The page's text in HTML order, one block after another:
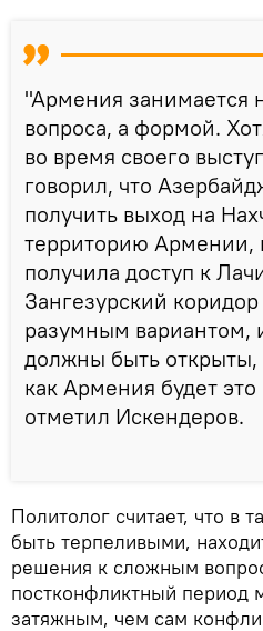
"Армения занимается
вопроса, а формой.
во время своего
говорил, что
получить выход на
территорию Армении,
получила доступ к
Зангезурский
разумным вариантом,
должны быть открыты,
как Армения будет
отметил Искендеров.
Политолог считает, что в
быть терпеливыми,
решения к сложным
постконфликтный период
затяжным, чем сам